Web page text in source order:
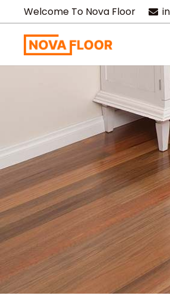
Welcome To Nova Floor